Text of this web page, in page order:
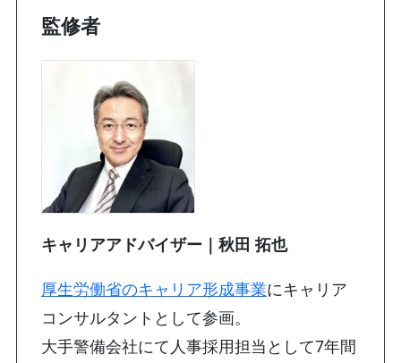
監修者
キャリアアドバイザー｜秋田 拓也
厚生労働省のキャリア形成事業にキャリア
コンサルタントとして参画。
大手警備会社にて人事採用担当として7年間